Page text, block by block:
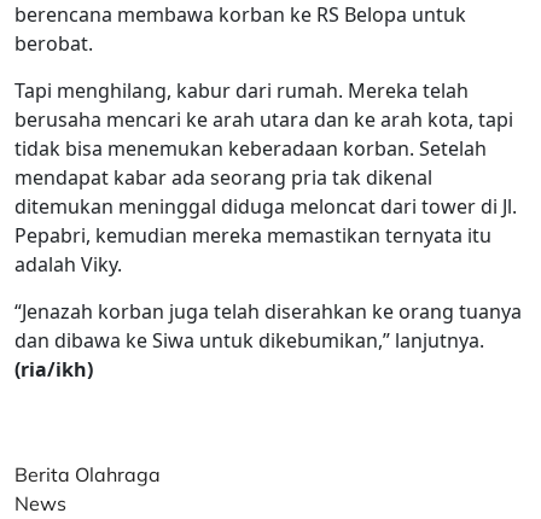
berencana membawa korban ke RS Belopa untuk
berobat.
Tapi menghilang, kabur dari rumah. Mereka telah
berusaha mencari ke arah utara dan ke arah kota, tapi
tidak bisa menemukan keberadaan korban. Setelah
mendapat kabar ada seorang pria tak dikenal
ditemukan meninggal diduga meloncat dari tower di Jl.
Pepabri, kemudian mereka memastikan ternyata itu
adalah Viky.
“Jenazah korban juga telah diserahkan ke orang tuanya
dan dibawa ke Siwa untuk dikebumikan,” lanjutnya.
(ria/ikh)
Berita Olahraga
News